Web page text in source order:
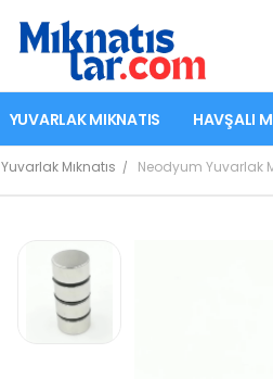
YUVARLAK MIKNATIS HAVŞALI
Yuvarlak Mıknatıs Neodyum Yuvarlak